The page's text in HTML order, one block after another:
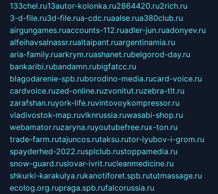
133chel.ru13autor-kolonka.ru2864420.ru2rich.ru
3-d-file.ru3d-file.rua-cdc.ruaalse.rua380club.ru
airgungames.ruaccounts-112.ruadler-jun.ruadonyev.ru
alfeihavsalnassr.rualtaipant.ruargentinamia.ru
aria-family.ruarkrym.ruashanet.rubelgorod-day.ru
bankaribi.rubandamn.rubigfatcc.ru
blagodarenie-spb.ruborodino-media.rucard-voice.ru
cardvoice.ruzed-online.ruzvonitut.ruzebra-tlt.ru
zarafshan.ruyork-life.ruvintovoykompressor.ru
vladivostok-map.ruvlknrussia.ruwasabi-shop.ru
webamator.ruzaryna.ruyoutubefree.rux-ton.ru
trade-farm.rutajuncos.rutaksu.rutor-lyubov-i-grom.ru
spayderhed-2022.rusplclub.rustoppamedia.ru
snow-guard.ruslovar-ivrit.rucleanmedicine.ru
shkurki-karakulya.rukanotiforet.spb.rututmassage.ru
ecolog.org.rupraga.spb.rufalcorussia.ru